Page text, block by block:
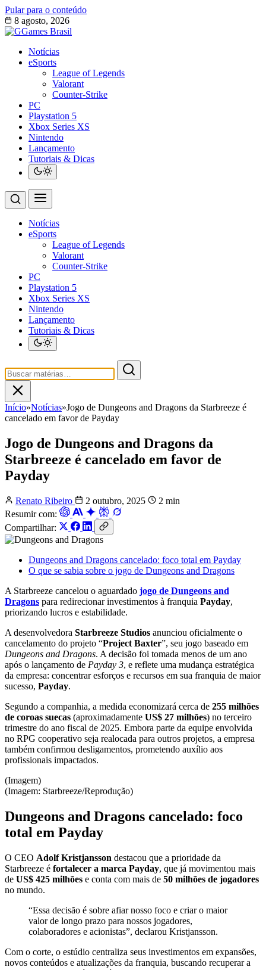
Pular para o conteúdo
8 agosto, 2026
Notícias
eSports
League of Legends
Valorant
Counter-Strike
PC
Playstation 5
Xbox Series XS
Nintendo
Lançamento
Tutoriais & Dicas
Notícias
eSports
League of Legends
Valorant
Counter-Strike
PC
Playstation 5
Xbox Series XS
Nintendo
Lançamento
Tutoriais & Dicas
Início»Notícias»Jogo de Dungeons and Dragons da Starbreeze é
cancelado em favor de Payday
Jogo de Dungeons and Dragons da
Starbreeze é cancelado em favor de
Payday
Renato Ribeiro 2 outubro, 2025
2 min
Resumir com:
Compartilhar:
Dungeons and Dragons cancelado: foco total em Payday
O que se sabia sobre o jogo de Dungeons and Dragons
A Starbreeze cancelou o aguardado jogo de Dungeons and
Dragons para redirecionar investimentos à franquia Payday,
priorizando lucros e estabilidade.
A desenvolvedora Starbreeze Studios anunciou oficialmente o
cancelamento do projeto “Project Baxter”, seu jogo baseado em
Dungeons and Dragons. A decisão foi tomada menos de um ano
após o lançamento de Payday 3, e reflete uma mudança estratégica
da empresa: concentrar esforços e recursos em sua franquia de maior
sucesso, Payday.
Segundo a companhia, a medida economizará cerca de 255 milhões
de coroas suecas (aproximadamente US$ 27 milhões) no terceiro
trimestre do ano fiscal de 2025. Embora parte da equipe envolvida
no RPG cooperativo seja realocada para outros projetos, a empresa
também confirmou desligamentos, prometendo auxílio aos
profissionais impactados.
(Imagem)
(Imagem: Starbreeze/Reprodução)
Dungeons and Dragons cancelado: foco
total em Payday
O CEO Adolf Kristjansson destacou que a prioridade da
Starbreeze é fortalecer a marca Payday, que já movimentou mais
de US$ 425 milhões e conta com mais de 50 milhões de jogadores
no mundo.
“Essa decisão é sobre afiar nosso foco e criar o maior
valor de longo prazo para nossos jogadores,
colaboradores e acionistas”, declarou Kristjansson.
Com o corte, o estúdio centraliza seus investimentos em expansões,
novos conteúdos e atualizações da franquia, buscando recuperar a